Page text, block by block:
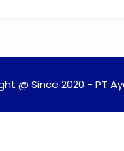
@ Since 2020 - PT